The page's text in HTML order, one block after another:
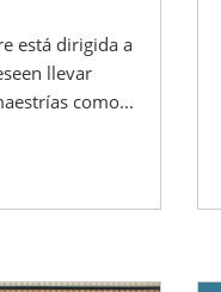
está dirigida a
llevar
como...